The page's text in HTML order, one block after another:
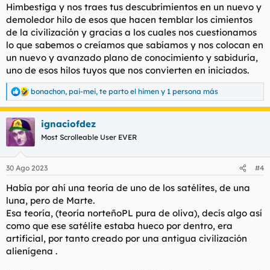
Himbestiga y nos traes tus descubrimientos en un nuevo y
demoledor hilo de esos que hacen temblar los cimientos
de la civilización y gracias a los cuales nos cuestionamos
lo que sabemos o creíamos que sabíamos y nos colocan en
un nuevo y avanzado plano de conocimiento y sabiduría,
uno de esos hilos tuyos que nos convierten en iniciados.
R
e
a
c
c
i
e
:
bonachon, pai-mei, te parto el himen y 1 persona más
ignaciofdez
Most Scrolleable User EVER
30 Ago 2023 #4
Había por ahí una teoría de uno de los satélites, de una
luna, pero de Marte.
Esa teoría, (teoría norteñoPL pura de oliva), decís algo así
como que ese satélite estaba hueco por dentro, era
artificial, por tanto creado por una antigua civilización
alienígena .